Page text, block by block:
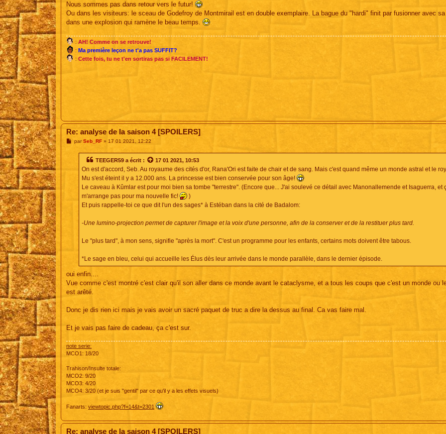
a
g
Nous sommes pas dans retour vers le futur!
Ou dans les visiteurs: le sceau de Godefroy de Montmirail est en double exemplaire. La bague du "hardi" finit par fusionner avec
dans une explosion qui ramène le beau temps.
: AH! Comme on se retrouve!
: Ma première leçon ne t'a pas SUFFIT?
: Cette fois, tu ne t'en sortiras pas si FACILEMENT!
Re: analyse de la saison 4 [SPOILERS]
MparSeb_RF» 17 01 2021, 12:22
TEEGER59 a écrit : 17 01 2021, 10:53
On est d'accord, Seb. Au royaume des cités d'or, Rana'Ori est faite de chair et de sang. Mais c'est quand même un monde astral et le
Mu s'est éteint il y a 12.000 ans. La princesse est bien conservée pour son âge!
Le caveau à Kûmlar est pour moi bien sa tombe "terrestre". (Encore que... J'ai soulevé ce détail avec Manonallemende et Isaguerra, et
m'arrange pas pour ma nouvelle fic!
)
Et puis rappelle-toi ce que dit l'un des sages* à Estéban dans la cité de Badalom:
-Une lumino-projection permet de capturer l'image et la voix d'une personne, afin de la conserver et de la restituer plus tard.
Le "plus tard", à mon sens, signifie "après la mort". C'est un programme pour les enfants, certains mots doivent être tabous.
*Le sage en bleu, celui qui accueille les Élus dès leur arrivée dans le monde parallèle, dans le dernier épisode.
oui enfin....
Vue comme c'est montré c'est clair qu'il son aller dans ce monde avant le cataclysme, et a tous les coups que c'est un monde ou
est arêté.
Donc je dis rien ici mais je vais avoir un sacré paquet de truc a dire la dessus au final. Ca vas faire mal.
Et je vais pas faire de cadeau, ça c'est sur.
note serie:
MCO1: 18/20
Trahison/Insulte totale:
MCO2: 9/20
MCO3: 4/20
MCO4: 3/20 (et je suis "gentil" par ce qu'il y a les effets visuels)
Fanarts: viewtopic.php?f=14&t=2301
Re: analyse de la saison 4 [SPOILERS]